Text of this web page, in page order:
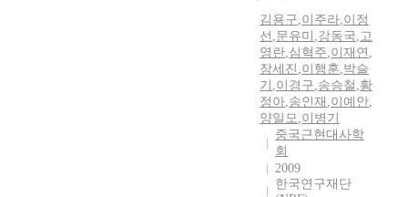
김용구,이주라,이정
선 ,문유미 ,강동국,고
영란,심혁주,이재연 ,
장세진 ,이행훈,박슬
기 ,이경구,송승철 ,황
정아,송인재 ,이예안,
양일모,이병기
중국근현대사학
회
2009
한국연구재단